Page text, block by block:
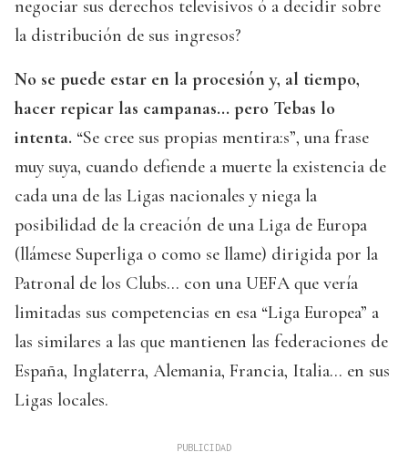
negociar sus derechos televisivos ó a decidir sobre
la distribución de sus ingresos?
No se puede estar en la procesión y, al tiempo,
hacer repicar las campanas... pero Tebas lo
intenta. “Se cree sus propias mentira:s”, una frase
muy suya, cuando defiende a muerte la existencia de
cada una de las Ligas nacionales y niega la
posibilidad de la creación de una Liga de Europa
(llámese Superliga o como se llame) dirigida por la
Patronal de los Clubs... con una UEFA que vería
limitadas sus competencias en esa “Liga Europea” a
las similares a las que mantienen las federaciones de
España, Inglaterra, Alemania, Francia, Italia... en sus
Ligas locales.